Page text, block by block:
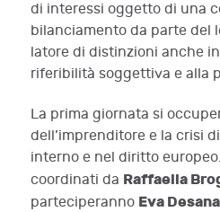
di interessi oggetto di una
bilanciamento da parte del
latore di distinzioni anche
riferibilità soggettiva e alla
La prima giornata si
dell’imprenditore e la crisi
interno e nel diritto
coordinati da Raffaella
parteciperanno Eva Desana